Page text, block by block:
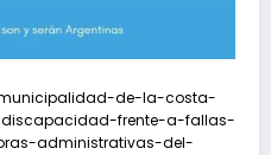
de-la-costa-
frente-a-fallas-
administrativas-del-